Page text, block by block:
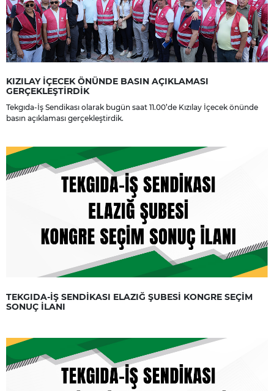
KIZILAY İÇECEK ÖNÜNDE BASIN AÇIKLAMASI
GERÇEKLEŞTİRDİK
Tekgıda-İş Sendikası olarak bugün saat 11.00’de Kızılay İçecek önünde
basın açıklaması gerçekleştirdik.
TEKGIDA-İŞ SENDİKASI ELAZIĞ ŞUBESİ KONGRE SEÇİM
SONUÇ İLANI